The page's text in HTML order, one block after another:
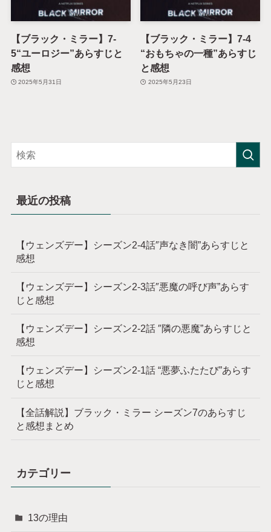
【ブラック・ミラー】7-
5“ユーロジー”あらすじと
感想
2025年5月31日
【ブラック・ミラー】7-4
“おもちゃの一種”あらすじ
と感想
2025年5月23日
最近の投稿
【ウェンズデー】シーズン2-4話″声なき闇”あらすじと
感想
【ウェンズデー】シーズン2-3話″悪魔の呼び声”あらす
じと感想
【ウェンズデー】シーズン2-2話 ″隣の悪魔”あらすじと
感想
【ウェンズデー】シーズン2-1話 “悪夢ふたたび”あらす
じと感想
【全話解説】ブラック・ミラー シーズン7のあらすじ
と感想まとめ
カテゴリー
13の理由